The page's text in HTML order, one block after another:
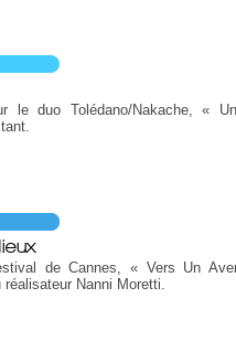
le duo Tolédano/Nakache, «
de Cannes, « Vers Un
Nanni Moretti.